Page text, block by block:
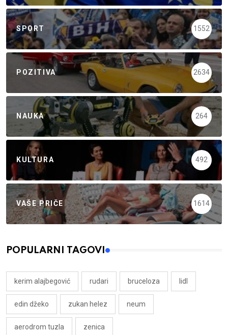
SPORT 1552
POZITIVA 2634
NAUKA 264
KULTURA 492
VAŠE PRIČE 1614
POPULARNI TAGOVI
kerim alajbegović rudari bruceloza lidl
edin džeko zukan helez neum
aerodrom tuzla zenica